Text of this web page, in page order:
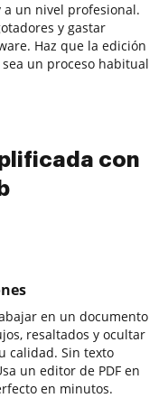
un nivel profesional.
y gastar
Haz que la edición
un proceso habitual
con
en un documento
resaltados y ocultar
calidad. Sin texto
un editor de PDF en
en minutos.